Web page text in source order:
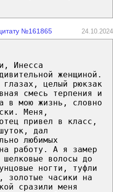
№161865 24.10.2024
Инесса
женщиной.
глазах, целый рюкзак
смесь терпения и
в мою жизнь, словно
Меня,
привел в класс,
дал
любимых
работу. А я замер
волосы до
ногти, туфли
золотые часики на
сразили меня